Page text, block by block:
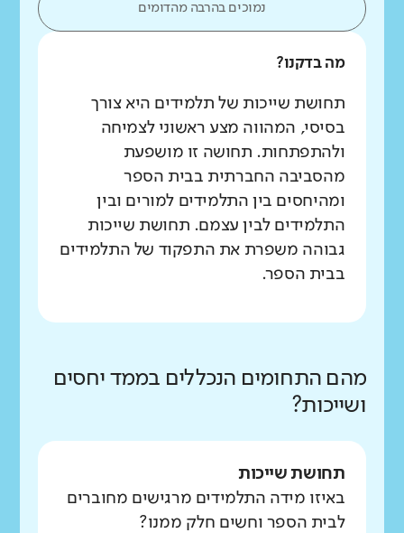
נמוכים בהרבה מהדומים
מה בדקנו?
תחושת שייכות של תלמידים היא צורך
בסיסי, המהווה מצע ראשוני לצמיחה
ולהתפתחות. תחושה זו מושפעת
מהסביבה החברתית בבית הספר
ומהיחסים בין התלמידים למורים ובין
התלמידים לבין עצמם. תחושת שייכות
גבוהה משפרת את התפקוד של התלמידים
בבית הספר.
מהם התחומים הנכללים בממד יחסים
ושייכות?
תחושת שייכות
באיזו מידה התלמידים מרגישים מחוברים
לבית הספר וחשים חלק ממנו?